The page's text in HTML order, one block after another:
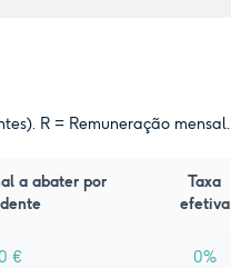
R = Remuneração mensal.
a abater por
Taxa
efetiva
€ 0%